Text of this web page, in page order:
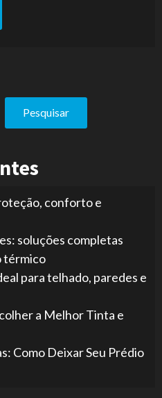
Pesquisar
conforto e
soluções completas
térmico
para telhado, paredes e
a Melhor Tinta e
Como Deixar Seu Prédio